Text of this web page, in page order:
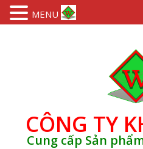
CÔNG TY
Cung cấp Sản
MENU